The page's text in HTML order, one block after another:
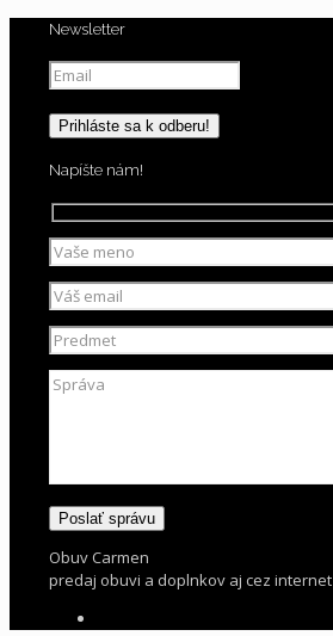
Newsletter
Napíšte nám!
Obuv Carmen
predaj obuvi a doplnkov aj cez internet